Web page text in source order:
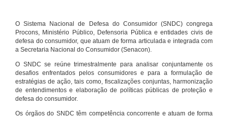
O Sistema Nacional de Defesa do Consumidor (SNDC) congrega
Procons, Ministério Público, Defensoria Pública e entidades civis de
defesa do consumidor, que atuam de forma articulada e integrada com
a Secretaria Nacional do Consumidor (Senacon).
O SNDC se reúne trimestralmente para analisar conjuntamente os
desafios enfrentados pelos consumidores e para a formulação de
estratégias de ação, tais como, fiscalizações conjuntas, harmonização
de entendimentos e elaboração de políticas públicas de proteção e
defesa do consumidor.
Os órgãos do SNDC têm competência concorrente e atuam de forma